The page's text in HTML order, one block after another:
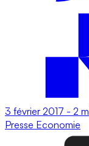
3 février 2017 - 2
Presse Economie